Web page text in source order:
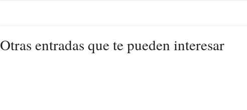
Otras entradas que te pueden interesar